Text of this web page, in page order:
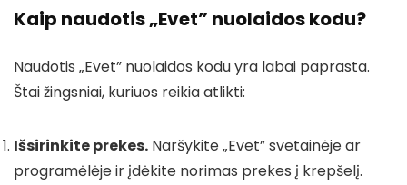
Kaip naudotis „Evet” nuolaidos kodu?
Naudotis „Evet” nuolaidos kodu yra labai paprasta.
Štai žingsniai, kuriuos reikia atlikti:
Išsirinkite prekes. Naršykite „Evet” svetainėje ar
programėlėje ir įdėkite norimas prekes į krepšelį.